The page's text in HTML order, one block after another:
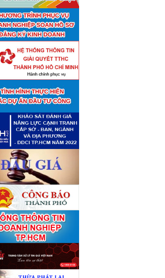
tài sản theo 09 Yêu cầu
giá tài sản (04/08)
định số 4489/QĐ-
ngày 21 tháng 7 năm
của Ủy ban nhân dân
phố về việc công bố
mục thủ tục hành chính
bỏ lĩnh vực Công nghệ
tin thuộc phạm vi chức
quản lý của Sở Tài
(27/07)
định số 4477/QĐ-
ngày 20 tháng 7 năm
của Ủy ban nhân dân
phố về việc công bố
mục thủ tục hành chính
bộ mới ban hành lĩnh vực
nghệ thông tin thuộc
vi chức năng quản lý
Sở Tài chính (27/07)
đơn vị tư vấn thẩm định
số C45701 (lần 2)
đơn vị tư vấn thẩm định
số 38965 (27/07)